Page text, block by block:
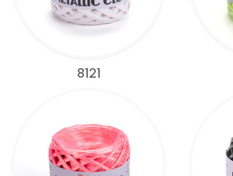
8121